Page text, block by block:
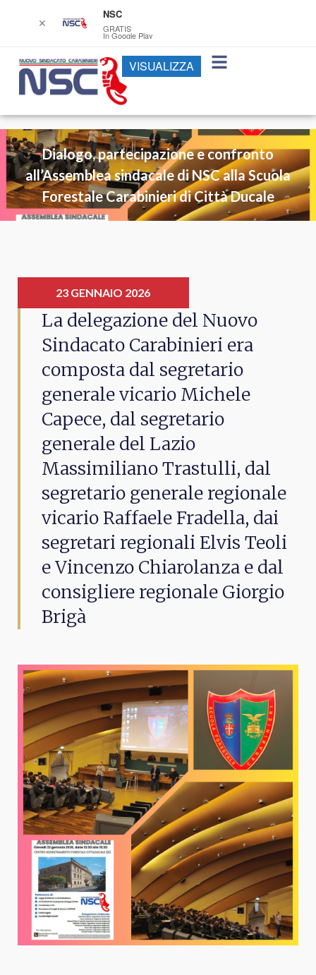
Dialogo, partecipazione e confronto
all’Assemblea sindacale di NSC alla Scuola
Forestale Carabinieri di Città Ducale
23 GENNAIO 2026
La delegazione del Nuovo
Sindacato Carabinieri era
composta dal segretario
generale vicario Michele
Capece, dal segretario
generale del Lazio
Massimiliano Trastulli, dal
segretario generale regionale
vicario Raffaele Fradella, dai
segretari regionali Elvis Teoli
e Vincenzo Chiarolanza e dal
consigliere regionale Giorgio
Brigà
✕
NSC
GRATIS
In Google Play
VISUALIZZA